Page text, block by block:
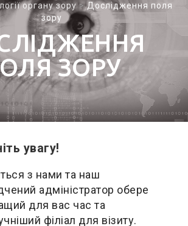
органу зору >Дослідження поля
зору
ЗОРУ
увагу!
з нами та наш
адміністратор обере
для вас час та
філіал для візиту.